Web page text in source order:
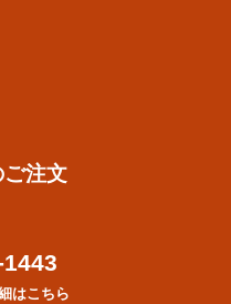
注文
はこちら